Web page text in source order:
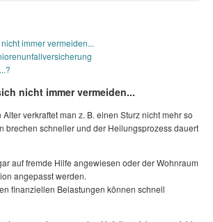
immer vermeiden...
nicht immer vermeiden...
verkraftet man z. B. einen Sturz nicht mehr so
brechen schneller und der Heilungsprozess dauert
auf fremde Hilfe angewiesen oder der Wohnraum
angepasst werden.
finanziellen Belastungen können schnell